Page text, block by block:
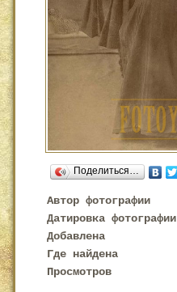
Поделиться…
Автор фотографии
Датировка фотографии
Добавлена
Где найдена
Просмотров